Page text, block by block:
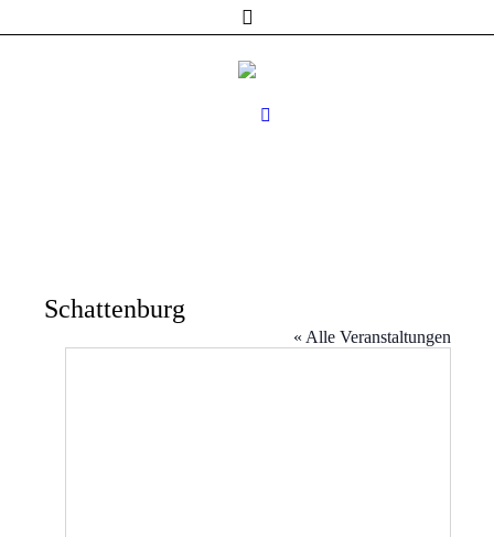
Schattenburg
« Alle Veranstaltungen